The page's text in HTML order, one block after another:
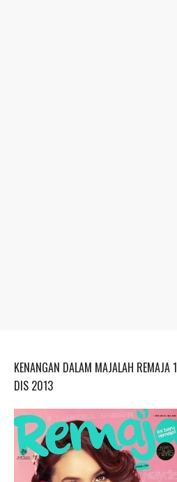
KENANGAN DALAM MAJALAH REMAJA 1
DIS 2013